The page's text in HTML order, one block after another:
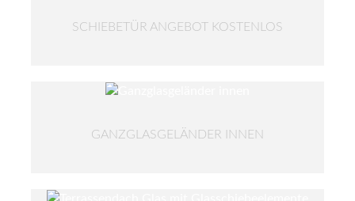
SCHIEBETÜR ANGEBOT KOSTENLOS
GANZGLASGELÄNDER INNEN